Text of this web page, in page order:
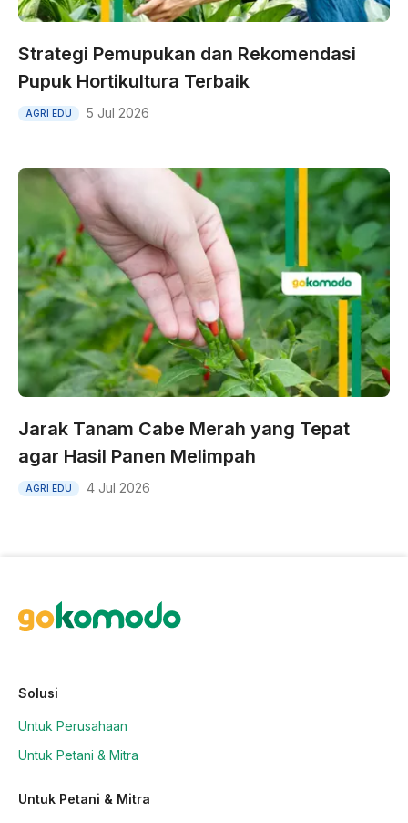
Strategi Pemupukan dan Rekomendasi
Pupuk Hortikultura Terbaik
AGRI EDU 5 Jul 2026
Jarak Tanam Cabe Merah yang Tepat
agar Hasil Panen Melimpah
AGRI EDU 4 Jul 2026
Solusi
Untuk Perusahaan
Untuk Petani & Mitra
Untuk Petani & Mitra